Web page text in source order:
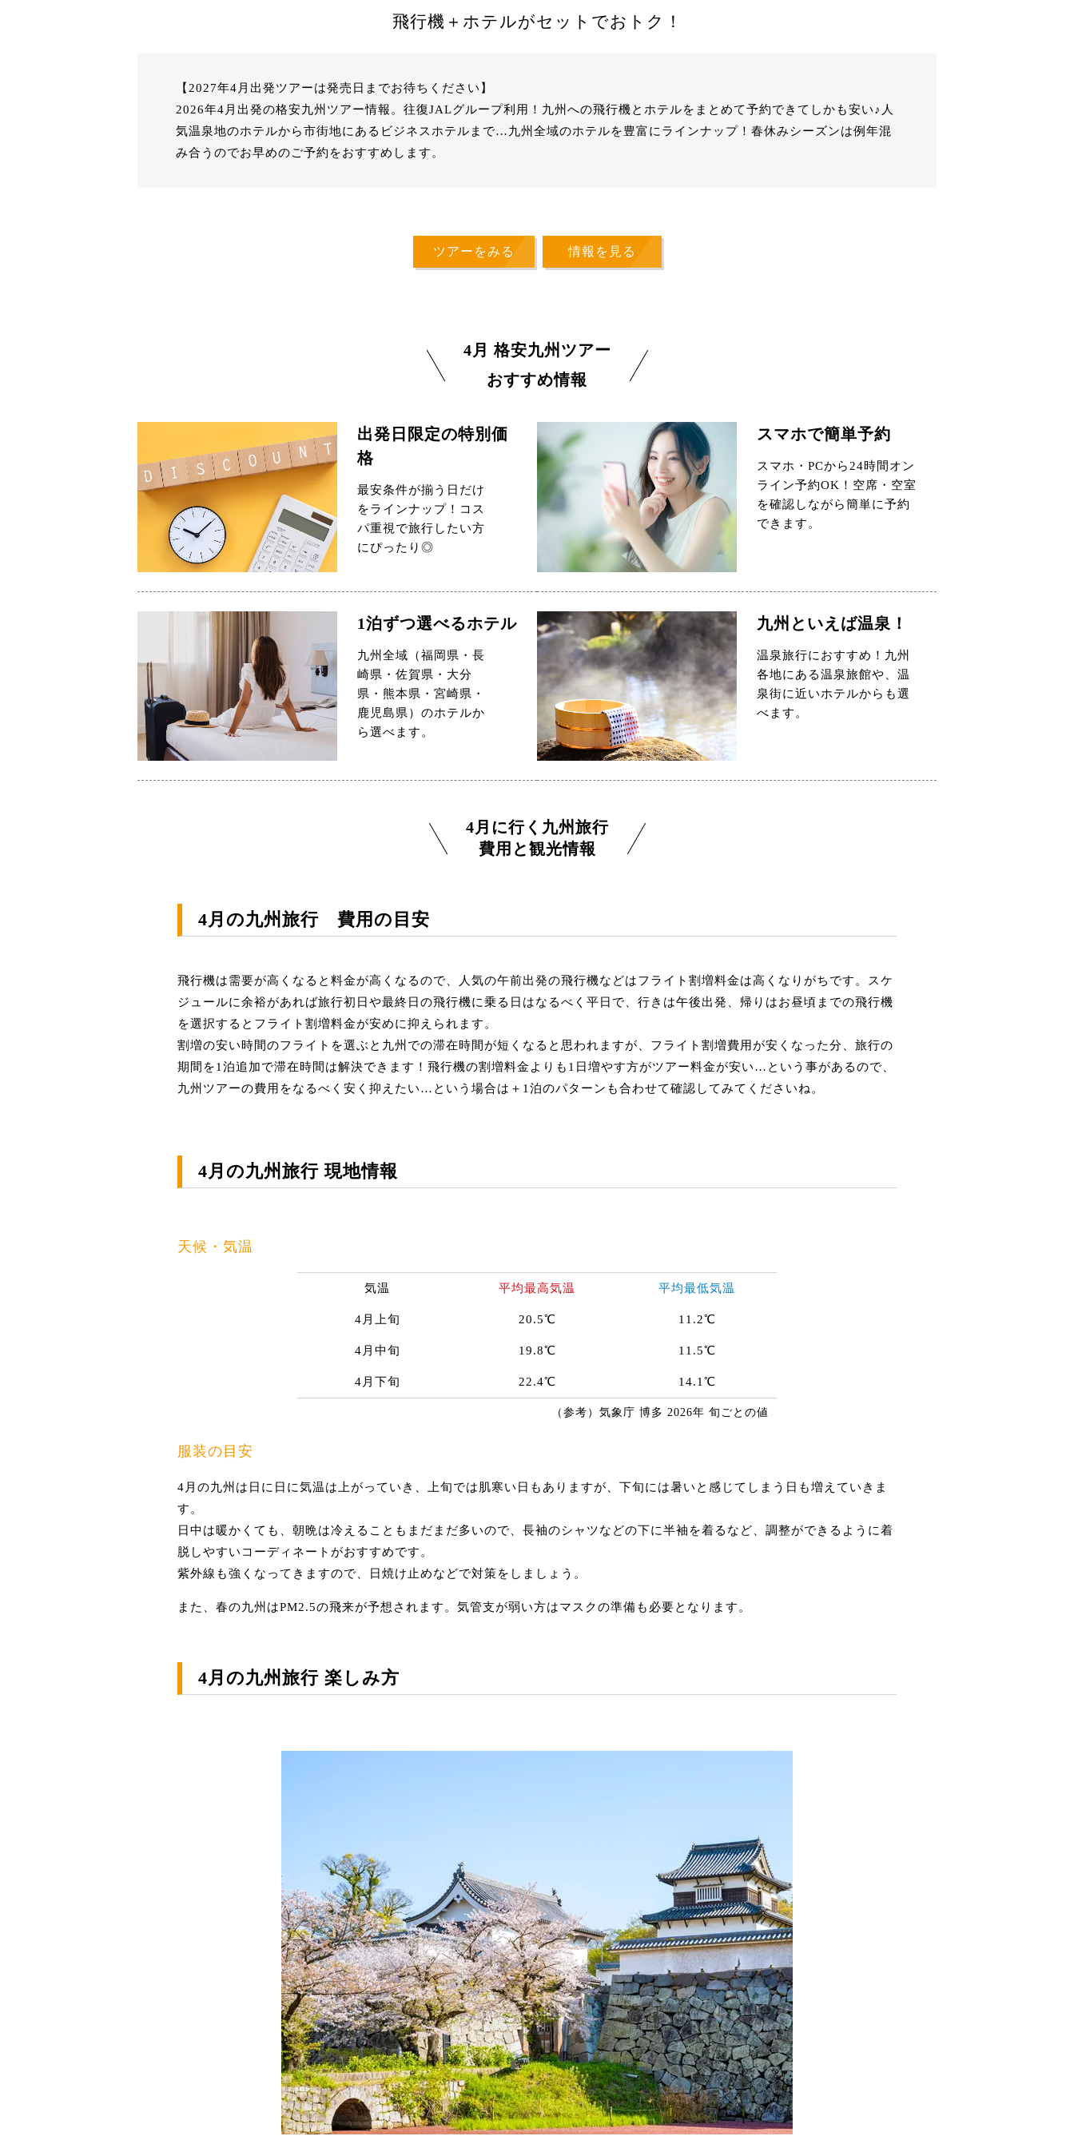
飛行機＋ホテルがセットでおトク！
【2027年4月出発ツアーは発売日までお待ちください】
2026年4月出発の格安九州ツアー情報。往復JALグループ利用！九州への飛行機とホテルをまとめて予約できてしかも安い♪人
気温泉地のホテルから市街地にあるビジネスホテルまで…九州全域のホテルを豊富にラインナップ！春休みシーズンは例年混
み合うのでお早めのご予約をおすすめします。
ツアーをみる 情報を見る
4月 格安九州ツアー
おすすめ情報
出発日限定の特別価
格
最安条件が揃う日だけ
をラインナップ！コス
パ重視で旅行したい方
にぴったり◎
スマホで簡単予約
スマホ・PCから24時間オン
ライン予約OK！空席・空室
を確認しながら簡単に予約
できます。
1泊ずつ選べるホテル
九州全域（福岡県・長
崎県・佐賀県・大分
県・熊本県・宮崎県・
鹿児島県）のホテルか
ら選べます。
九州といえば温泉！
温泉旅行におすすめ！九州
各地にある温泉旅館や、温
泉街に近いホテルからも選
べます。
4月に行く九州旅行
費用と観光情報
4月の九州旅行 費用の目安
飛行機は需要が高くなると料金が高くなるので、人気の午前出発の飛行機などはフライト割増料金は高くなりがちです。スケ
ジュールに余裕があれば旅行初日や最終日の飛行機に乗る日はなるべく平日で、行きは午後出発、帰りはお昼頃までの飛行機
を選択するとフライト割増料金が安めに抑えられます。
割増の安い時間のフライトを選ぶと九州での滞在時間が短くなると思われますが、フライト割増費用が安くなった分、旅行の
期間を1泊追加で滞在時間は解決できます！飛行機の割増料金よりも1日増やす方がツアー料金が安い…という事があるので、
九州ツアーの費用をなるべく安く抑えたい…という場合は＋1泊のパターンも合わせて確認してみてくださいね。
4月の九州旅行 現地情報
天候・気温
気温 平均最高気温 平均最低気温
4月上旬 20.5℃ 11.2℃
4月中旬 19.8℃ 11.5℃
4月下旬 22.4℃ 14.1℃
（参考）気象庁 博多 2026年 旬ごとの値
服装の目安
4月の九州は日に日に気温は上がっていき、上旬では肌寒い日もありますが、下旬には暑いと感じてしまう日も増えていきま
す。
日中は暖かくても、朝晩は冷えることもまだまだ多いので、長袖のシャツなどの下に半袖を着るなど、調整ができるように着
脱しやすいコーディネートがおすすめです。
紫外線も強くなってきますので、日焼け止めなどで対策をしましょう。
また、春の九州はPM2.5の飛来が予想されます。気管支が弱い方はマスクの準備も必要となります。
4月の九州旅行 楽しみ方